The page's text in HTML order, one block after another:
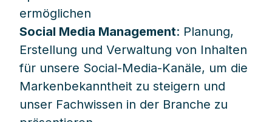
ermöglichen
Social Media Management: Planung,
Erstellung und Verwaltung von Inhalten
für unsere Social-Media-Kanäle, um die
Markenbekanntheit zu steigern und
unser Fachwissen in der Branche zu